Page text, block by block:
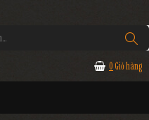
0 Giỏ hàng